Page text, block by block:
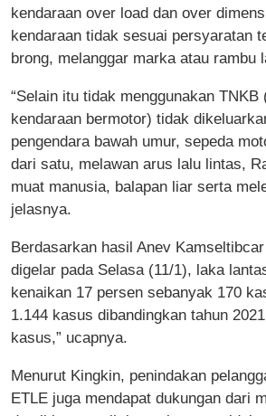
kendaraan over load dan over
kendaraan tidak sesuai persyaratan
brong, melanggar marka atau rambu
“Selain itu tidak menggunakan TNKB
kendaraan bermotor) tidak
pengendara bawah umur, sepeda
dari satu, melawan arus lalu lintas,
muat manusia, balapan liar serta
jelasnya.
Berdasarkan hasil Anev
digelar pada Selasa (11/1), laka
kenaikan 17 persen sebanyak 170
1.144 kasus dibandingkan tahun
kasus,” ucapnya.
Menurut Kingkin, penindakan
ETLE juga mendapat dukungan dari